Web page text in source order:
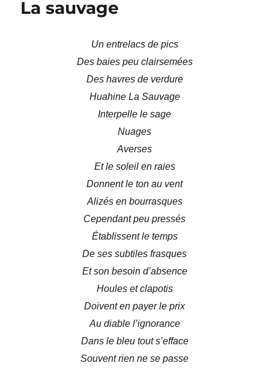
La sauvage
Un entrelacs de pics
Des baies peu clairsemées
Des havres de verdure
Huahine La Sauvage
Interpelle le sage
Nuages
Averses
Et le soleil en raies
Donnent le ton au vent
Alizés en bourrasques
Cependant peu pressés
Établissent le temps
De ses subtiles frasques
Et son besoin d’absence
Houles et clapotis
Doivent en payer le prix
Au diable l’ignorance
Dans le bleu tout s’efface
Souvent rien ne se passe